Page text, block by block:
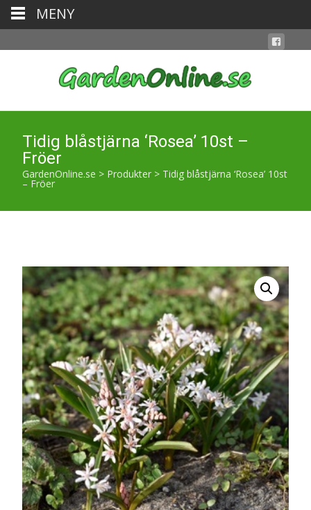
Tidig blåstjärna ‘Rosea’ 10st –
Fröer
GardenOnline.se > Produkter > Tidig blåstjärna ‘Rosea’ 10st
– Fröer
MENY